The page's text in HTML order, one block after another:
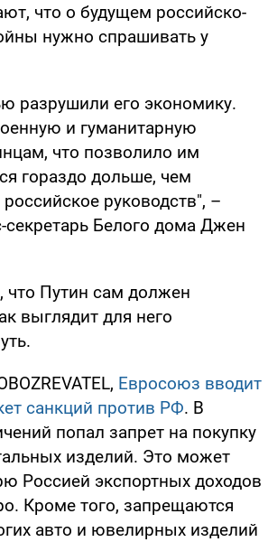
что о будущем российско-
нужно спрашивать у
разрушили его экономику.
и гуманитарную
что позволило им
гораздо дольше, чем
руководств", –
секретарь Белого дома Джен
что Путин сам должен
выглядит для него
Евросоюз вводит
санкций против РФ. В
попал запрет на покупку
изделий. Это может
Россией экспортных доходов
Кроме того, запрещаются
авто и ювелирных изделий